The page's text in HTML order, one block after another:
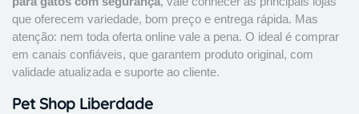
que oferecem variedade, bom preço e entrega rápida. Mas
atenção: nem toda oferta online vale a pena. O ideal é comprar
em canais confiáveis, que garantem produto original, com
validade atualizada e suporte ao cliente.
Pet Shop Liberdade